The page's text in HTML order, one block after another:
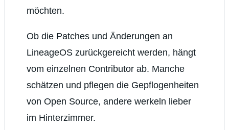
möchten.
Ob die Patches und Änderungen an
LineageOS zurückgereicht werden, hängt
vom einzelnen Contributor ab. Manche
schätzen und pflegen die Gepflogenheiten
von Open Source, andere werkeln lieber
im Hinterzimmer.